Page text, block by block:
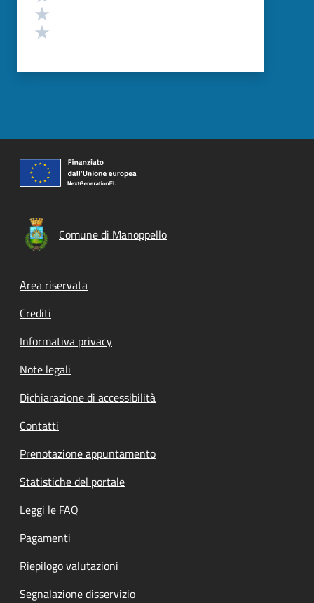
Comune di Manoppello
Footer menu
Area riservata
Crediti
Informativa privacy
Note legali
Dichiarazione di accessibilità
Contatti
Prenotazione appuntamento
Statistiche del portale
Leggi le FAQ
Pagamenti
Riepilogo valutazioni
Segnalazione disservizio